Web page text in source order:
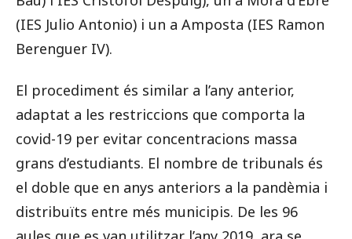
(IES Julio Antonio) i un a Amposta (IES Ramon
Berenguer IV).
El procediment és similar a l’any anterior,
adaptat a les restriccions que comporta la
covid-19 per evitar concentracions massa
grans d’estudiants. El nombre de tribunals és
el doble que en anys anteriors a la pandèmia i
distribuïts entre més municipis. De les 96